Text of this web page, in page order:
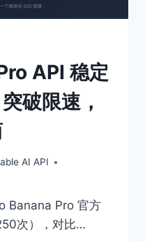
API 稳定
破限速，
AI API
Banana Pro 官方
次），对比…